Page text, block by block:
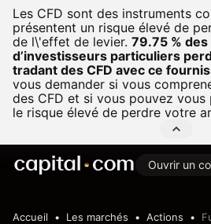
Les CFD sont des instruments
présentent un risque élevé de
de l\'effet de levier. 79.75 %
d’investisseurs particuliers
tradant des CFD avec ce
vous demander si vous
des CFD et si vous pouvez
le risque élevé de perdre votre
Ouvrir un
Accueil Les marchés Actions